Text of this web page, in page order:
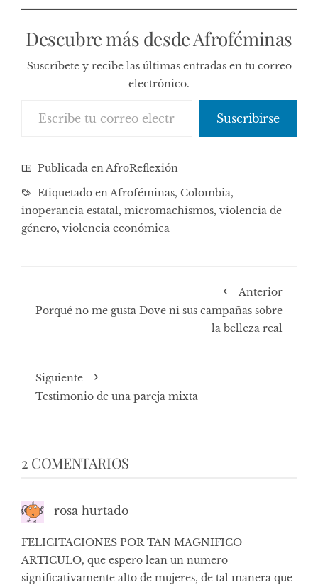
Descubre más desde Afroféminas
Suscríbete y recibe las últimas entradas en tu correo
electrónico.
Suscribirse
Publicada enAfroReflexión
Etiquetado enAfroféminas, Colombia,
inoperancia estatal, micromachismos, violencia de
género, violencia económica
Anterior
Porqué no me gusta Dove ni sus campañas sobre
la belleza real
Siguiente
Testimonio de una pareja mixta
2 COMENTARIOS
rosa hurtado
FELICITACIONES POR TAN MAGNIFICO
ARTICULO, que espero lean un numero
significativamente alto de mujeres, de tal manera que